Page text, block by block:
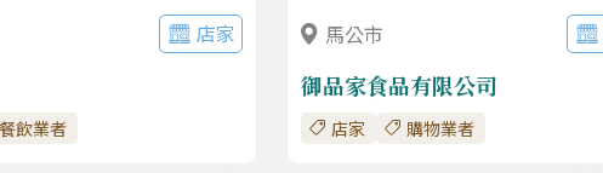
店家
餐飲業者
馬公市
御品家食品有限公司
店家 購物業者